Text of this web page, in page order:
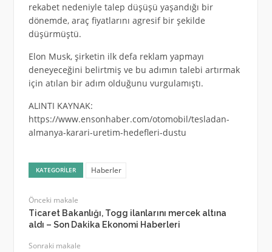
rekabet nedeniyle talep düşüşü yaşandığı bir
dönemde, araç fiyatlarını agresif bir şekilde
düşürmüştü.
Elon Musk, şirketin ilk defa reklam yapmayı
deneyeceğini belirtmiş ve bu adımın talebi artırmak
için atılan bir adım olduğunu vurgulamıştı.
ALINTI KAYNAK:
https://www.ensonhaber.com/otomobil/tesladan-
almanya-karari-uretim-hedefleri-dustu
KATEGORILER Haberler
Önceki makale
Ticaret Bakanlığı, Togg ilanlarını mercek altına
aldı – Son Dakika Ekonomi Haberleri
Sonraki makale